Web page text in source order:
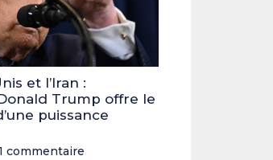
et l’Iran :
Trump offre le
puissance
commentaire